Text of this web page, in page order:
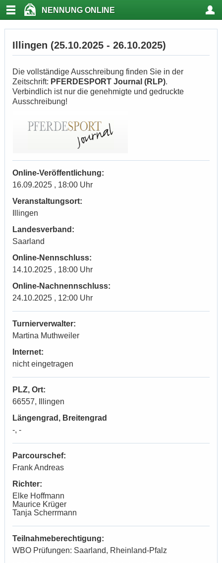
NENNUNG ONLINE
Illingen (25.10.2025 - 26.10.2025)
Die vollständige Ausschreibung finden Sie in der
Zeitschrift: PFERDESPORT Journal (RLP).
Verbindlich ist nur die genehmigte und gedruckte
Ausschreibung!
Online-Veröffentlichung:
16.09.2025 , 18:00 Uhr
Veranstaltungsort:
Illingen
Landesverband:
Saarland
Online-Nennschluss:
14.10.2025 , 18:00 Uhr
Online-Nachnennschluss:
24.10.2025 , 12:00 Uhr
Turnierverwalter:
Martina Muthweiler
Internet:
nicht eingetragen
PLZ, Ort:
66557, Illingen
Längengrad, Breitengrad
-, -
Parcourschef:
Frank Andreas
Richter:
Elke Hoffmann
Maurice Krüger
Tanja Scherrmann
Teilnahmeberechtigung:
WBO Prüfungen: Saarland, Rheinland-Pfalz